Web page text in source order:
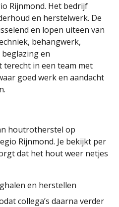
Rijnmond. Het bedrijf
en herstelwerk. De
en lopen uiteen van
behangwerk,
en
terecht in een team met
goed werk en aandacht
houtrotherstel op
Rijnmond. Je bekijkt per
dat het hout weer netjes
en herstellen
collega’s daarna verder